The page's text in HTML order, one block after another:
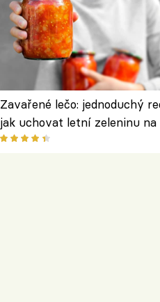
Zavařené lečo: jednoduchý
jak uchovat letní zeleninu